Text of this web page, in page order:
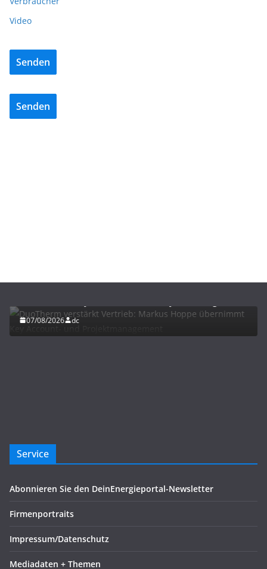
Video
Senden
Senden
07/08/2026 dc
Service
Abonnieren Sie den DeinEnergieportal-Newsletter
Firmenportraits
Impressum/Datenschutz
Mediadaten + Themen